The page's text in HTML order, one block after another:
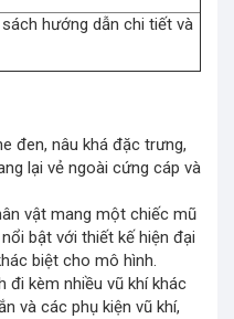
hướng dẫn chi tiết và
đen, nâu khá đặc trưng,
lại vẻ ngoài cứng cáp và
vật mang một chiếc mũ
bật với thiết kế hiện đại
biệt cho mô hình.
đi kèm nhiều vũ khí khác
và các phụ kiện vũ khí,